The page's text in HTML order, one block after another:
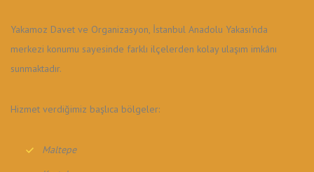
Yakamoz Davet ve Organizasyon, İstanbul Anadolu Yakası'nda
merkezi konumu sayesinde farklı ilçelerden kolay ulaşım imkânı
sunmaktadır.
Hizmet verdiğimiz başlıca bölgeler:
Maltepe